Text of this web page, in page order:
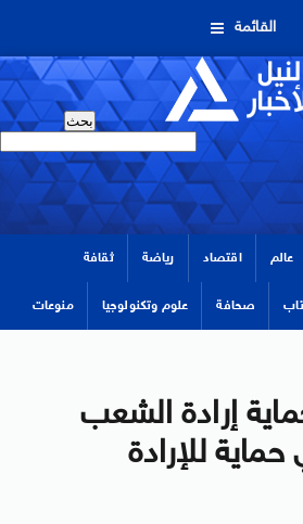
القائمة
عالم اقتصاد رياضة ثقافة
صحافة علوم وتكنولوجيا منوعات
إرادة الشعب
للإرادة